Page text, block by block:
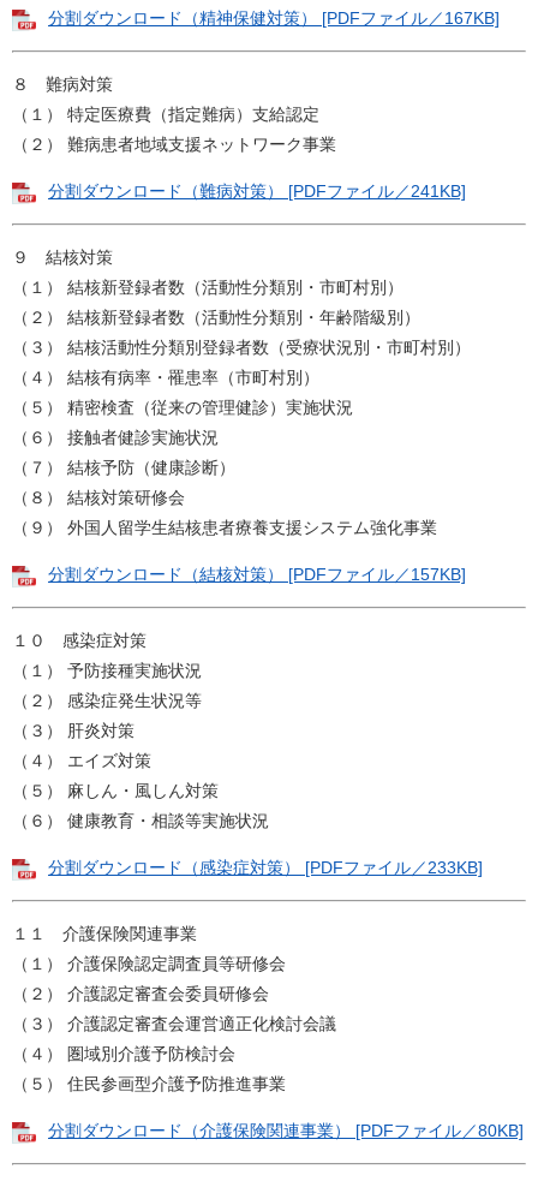
分割ダウンロード（精神保健対策） [PDFファイル／167KB]
８ 難病対策
（１） 特定医療費（指定難病）支給認定
（２） 難病患者地域支援ネットワーク事業
分割ダウンロード（難病対策） [PDFファイル／241KB]
９ 結核対策
（１） 結核新登録者数（活動性分類別・市町村別）
（２） 結核新登録者数（活動性分類別・年齢階級別）
（３） 結核活動性分類別登録者数（受療状況別・市町村別）
（４） 結核有病率・罹患率（市町村別）
（５） 精密検査（従来の管理健診）実施状況
（６） 接触者健診実施状況
（７） 結核予防（健康診断）
（８） 結核対策研修会
（９） 外国人留学生結核患者療養支援システム強化事業
分割ダウンロード（結核対策） [PDFファイル／157KB]
１０ 感染症対策
（１） 予防接種実施状況
（２） 感染症発生状況等
（３） 肝炎対策
（４） エイズ対策
（５） 麻しん・風しん対策
（６） 健康教育・相談等実施状況
分割ダウンロード（感染症対策） [PDFファイル／233KB]
１１ 介護保険関連事業
（１） 介護保険認定調査員等研修会
（２） 介護認定審査会委員研修会
（３） 介護認定審査会運営適正化検討会議
（４） 圏域別介護予防検討会
（５） 住民参画型介護予防推進事業
分割ダウンロード（介護保険関連事業） [PDFファイル／80KB]